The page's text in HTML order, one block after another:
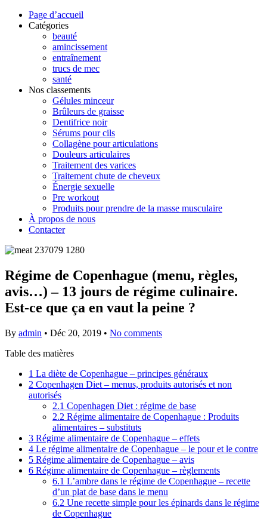
Page d’accueil
Catégories
beauté
amincissement
entraînement
trucs de mec
santé
Nos classements
Gélules minceur
Brûleurs de graisse
Dentifrice noir
Sérums pour cils
Collagène pour articulations
Douleurs articulaires
Traitement des varices
Traitement chute de cheveux
Énergie sexuelle
Pre workout
Produits pour prendre de la masse musculaire
À propos de nous
Contacter
Régime de Copenhague (menu, règles,
avis…) – 13 jours de régime culinaire.
Est-ce que ça en vaut la peine ?
By admin • Déc 20, 2019 • No comments
Table des matières
1 La diète de Copenhague – principes généraux
2 Copenhagen Diet – menus, produits autorisés et non
autorisés
2.1 Copenhagen Diet : régime de base
2.2 Régime alimentaire de Copenhague : Produits
alimentaires – substituts
3 Régime alimentaire de Copenhague – effets
4 Le régime alimentaire de Copenhague – le pour et le contre
5 Régime alimentaire de Copenhague – avis
6 Régime alimentaire de Copenhague – règlements
6.1 L’ambre dans le régime de Copenhague – recette
d’un plat de base dans le menu
6.2 Une recette simple pour les épinards dans le régime
de Copenhague